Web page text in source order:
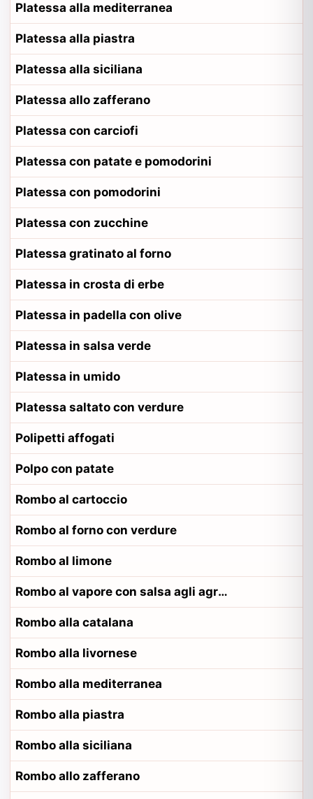
Platessa alla mediterranea
Platessa alla piastra
Platessa alla siciliana
Platessa allo zafferano
Platessa con carciofi
Platessa con patate e pomodorini
Platessa con pomodorini
Platessa con zucchine
Platessa gratinato al forno
Platessa in crosta di erbe
Platessa in padella con olive
Platessa in salsa verde
Platessa in umido
Platessa saltato con verdure
Polipetti affogati
Polpo con patate
Rombo al cartoccio
Rombo al forno con verdure
Rombo al limone
Rombo al vapore con salsa agli agrumi
Rombo alla catalana
Rombo alla livornese
Rombo alla mediterranea
Rombo alla piastra
Rombo alla siciliana
Rombo allo zafferano